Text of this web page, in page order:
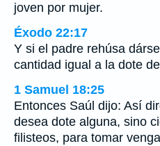
joven por mujer.
Éxodo 22:17
Y si el padre rehúsa
cantidad igual a la dote
1 Samuel 18:25
Entonces Saúl dijo: Así
desea dote alguna, sino
filisteos, para tomar